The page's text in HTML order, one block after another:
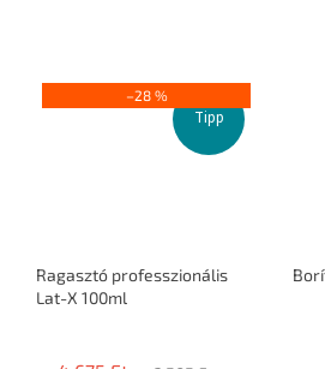
Tipp
–28 %
Ragasztó professzionális
Lat-X 100ml